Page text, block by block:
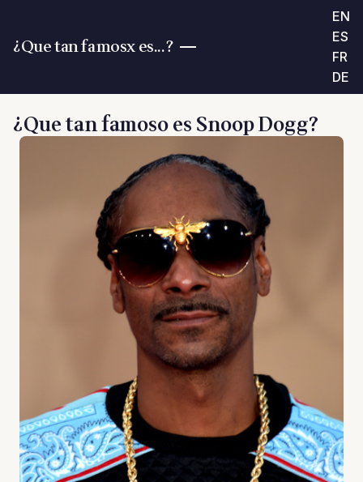
¿Que tan famosx es...?
EN
ES
FR
DE
¿Que tan famoso es Snoop Dogg?